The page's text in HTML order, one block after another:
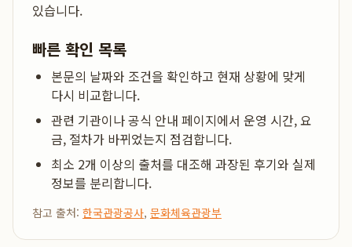
있습니다.
빠른 확인 목록
본문의 날짜와 조건을 확인하고 현재 상황에 맞게
다시 비교합니다.
관련 기관이나 공식 안내 페이지에서 운영 시간, 요
금, 절차가 바뀌었는지 점검합니다.
최소 2개 이상의 출처를 대조해 과장된 후기와 실제
정보를 분리합니다.
참고 출처: 한국관광공사, 문화체육관광부